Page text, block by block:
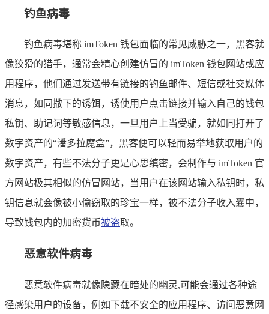
钓鱼病毒
钓鱼病毒堪称 imToken 钱包面临的常见威胁之一，黑客就
像狡猾的猎手，通常会精心创建仿冒的 imToken 钱包网站或应
用程序，他们通过发送带有链接的钓鱼邮件、短信或社交媒体
消息，如同撒下的诱饵，诱使用户点击链接并输入自己的钱包
私钥、助记词等敏感信息，一旦用户上当受骗，就如同打开了
数字资产的“潘多拉魔盒”，黑客便可以轻而易举地获取用户的
数字资产，有些不法分子更是心思缜密，会制作与 imToken 官
方网站极其相似的仿冒网站，当用户在该网站输入私钥时，私
钥信息就会像被小偷窃取的珍宝一样，被不法分子收入囊中，
导致钱包内的加密货币被盗取。
恶意软件病毒
恶意软件病毒就像隐藏在暗处的幽灵,可能会通过各种途
径感染用户的设备，例如下载不安全的应用程序、访问恶意网